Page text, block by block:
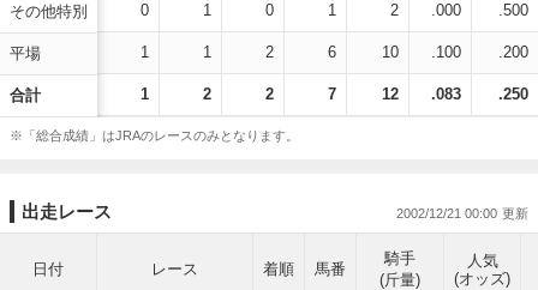
その他特別
平場
合計
0 1 0 1 2 .000 .500
1 1 2 6 10 .100 .200
1 2 2 7 12 .083 .250
※「総合成績」はJRAのレースのみとなります。
出走レース 2002/12/21 00:00
日付 レース 着順 馬番
騎手
(斤量)
人気
(オッズ)